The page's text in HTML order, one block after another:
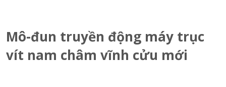
Mô-đun truyền động máy trục
vít nam châm vĩnh cửu mới